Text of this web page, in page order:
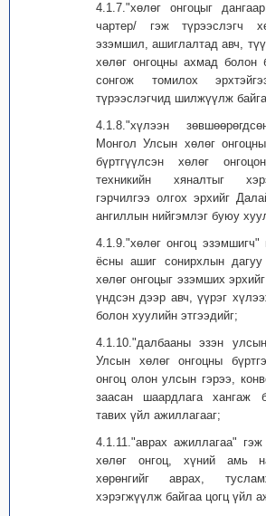
4.1.7."хөлөг онгоцыг
чартер/ гэж түрээслэгч
эзэмшил, ашиглалтад авч,
хөлөг онгоцны ахмад болон
сонгож томилох
түрээслэгчид шилжүүлж
4.1.8."хүлээн
Монгол Улсын хөлөг онгоцны
бүртгүүлсэн хөлөг
техникийн хяналтыг
гэрчилгээ олгох эрхийг
ангиллын нийгэмлэг буюу
4.1.9."хөлөг онгоц эзэмшигч"
ёсны ашиг сонирхлын дагуу
хөлөг онгоцыг эзэмших
үндсэн дээр авч, үүрэг
болон хуулийн этгээдийг;
4.1.10."далбааны эзэн
Улсын хөлөг онгоцны
онгоц олон улсын гэрээ,
заасан шаардлага хангаж
тавих үйл ажиллагааг;
4.1.11."аврах ажиллагаа"
хөлөг онгоц, хүний амь
хөрөнгийг аврах,
хэрэгжүүлж байгаа цогц үйл